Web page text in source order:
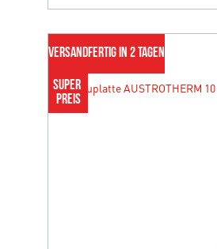
VERSANDFERTIG IN 2 TAGEN
SUPER
PREIS